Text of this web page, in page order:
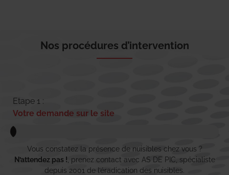
Nos procédures d’intervention
Etape 1 :
Votre demande sur le site
Vous constatez la présence de nuisibles chez vous ?
N’attendez pas ! , prenez contact avec AS DE PIC, spécialiste
depuis 2001 de l’éradication des nuisibles.